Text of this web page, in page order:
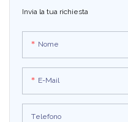
Invia la tua richiesta
Nome
E-Mail
Telefono
Funzionamento intelligente: con un
proprio stile di marshmallow e il
sistema completa automaticamente
l'estrazione delle materie prime, il
perfettamente a qualsiasi spazio al
semplice interfaccia, i clienti
una varietà di soffici marshmallow,
perfetti per snack o aggiunta a